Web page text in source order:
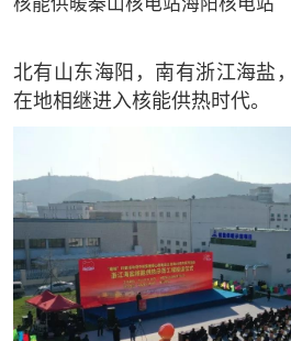
核能供暖秦山核电站海阳核电站
北有山东海阳，南有浙江海盐
在地相继进入核能供热时代。